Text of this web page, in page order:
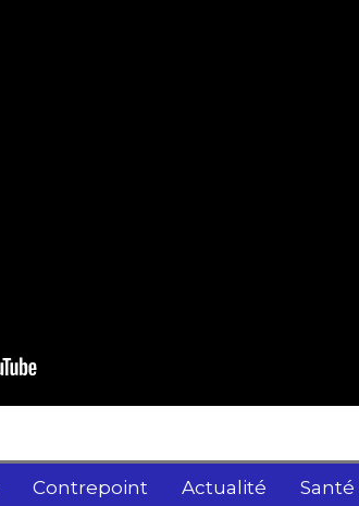
Contrepoint Actualité